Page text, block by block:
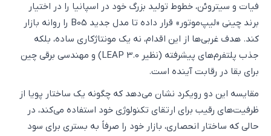
فیات و سیتروئن، خطوط تولید بزرگ خود در اسپانیا را در اختیار
برند چینی «لیپ‌موتور» قرار داده تا مدل جدید B05 را روانه بازار
کند. هدف غربی‌ها از این اقدام، نه یک مونتاژکاری ساده، بلکه
جذب پلتفرم‌های پیشرفته (نظیر LEAP 3.0) و مهندسی برقی چین
برای بقا در رقابت آینده است.
مقایسه این دو رویکرد نشان می‌دهد که چگونه یک ساختار پویا از
ظرفیت‌های رقیب برای ارتقای تکنولوژی خود استفاده می‌کند، در
حالی که ساختار انحصاری، بازار خود را صرفاً به بستری برای سود